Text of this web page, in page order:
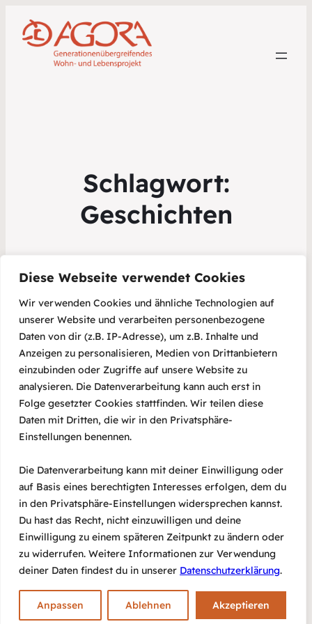
Diese Webseite verwendet Cookies
Wir verwenden Cookies und ähnliche Technologien auf
unserer Website und verarbeiten personenbezogene
Daten von dir (z.B. IP-Adresse), um z.B. Inhalte und
Anzeigen zu personalisieren, Medien von Drittanbietern
einzubinden oder Zugriffe auf unsere Website zu
analysieren. Die Datenverarbeitung kann auch erst in
Folge gesetzter Cookies stattfinden. Wir teilen diese
Daten mit Dritten, die wir in den Privatsphäre-
Einstellungen benennen.
Die Datenverarbeitung kann mit deiner Einwilligung oder
auf Basis eines berechtigten Interesses erfolgen, dem du
in den Privatsphäre-Einstellungen widersprechen kannst.
Du hast das Recht, nicht einzuwilligen und deine
Einwilligung zu einem späteren Zeitpunkt zu ändern oder
zu widerrufen. Weitere Informationen zur Verwendung
deiner Daten findest du in unserer Datenschutzerklärung.
Anpassen Ablehnen Akzeptieren
Schlagwort:
Geschichten
MATINEE: Mittendrin –
wahre Geschichten zur
Integration
#agora
E-Mail Impressum Datenschutz